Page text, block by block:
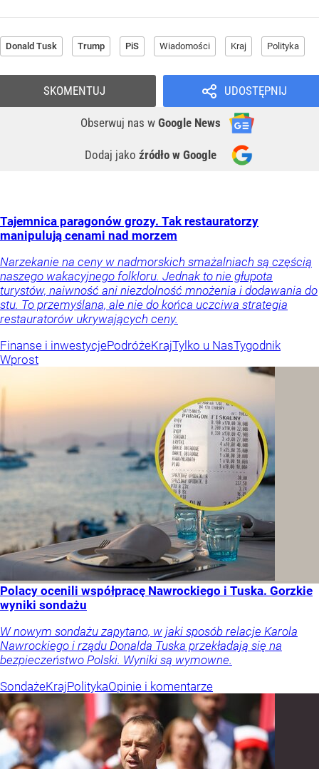
Donald Tusk Trump PiS Wiadomości Kraj Polityka
UDOSTĘPNIJ
Obserwuj nas w Google News
Dodaj jako źródło w Google
SKOMENTUJ
Tajemnica paragonów grozy. Tak restauratorzy
manipulują cenami nad morzem
Narzekanie na ceny w nadmorskich smażalniach są częścią
naszego wakacyjnego folkloru. Jednak to nie głupota
turystów, naiwność ani niezdolność mnożenia i dodawania do
stu. To przemyślana, ale nie do końca uczciwa strategia
restauratorów ukrywających ceny.
Finanse i inwestycjePodróżeKrajTylko u NasTygodnik
Wprost
Polacy ocenili współpracę Nawrockiego i Tuska. Gorzkie
wyniki sondażu
W nowym sondażu zapytano, w jaki sposób relacje Karola
Nawrockiego i rządu Donalda Tuska przekładają się na
bezpieczeństwo Polski. Wyniki są wymowne.
SondażeKrajPolitykaOpinie i komentarze